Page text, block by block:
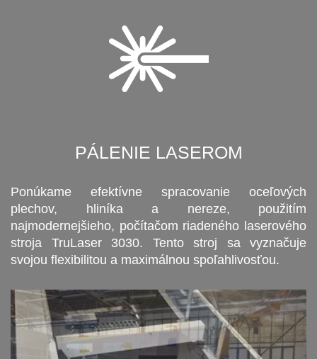
PÁLENIE LASEROM
Ponúkame efektívne spracovanie oceľových
plechov, hliníka a nereze, použitím
najmodernejšieho, počítačom riadeného laserového
stroja TruLaser 3030. Tento stroj sa vyznačuje
svojou flexibilitou a maximálnou spoľahlivosťou.